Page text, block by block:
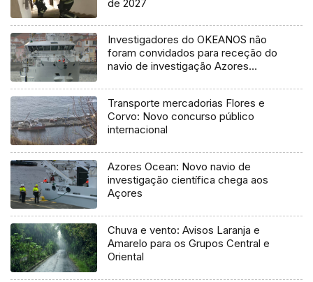
de 2027
Investigadores do OKEANOS não
foram convidados para receção do
navio de investigação Azores
Transporte mercadorias Flores e
Corvo: Novo concurso público
internacional
Azores Ocean: Novo navio de
investigação científica chega aos
Açores
Chuva e vento: Avisos Laranja e
Amarelo para os Grupos Central e
Oriental